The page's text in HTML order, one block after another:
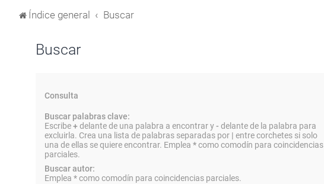
Índice general Buscar
Buscar
Consulta
Buscar palabras clave:
Escribe+delante de una palabra a encontrar y- delante de la palabra para
excluirla. Crea una lista de palabras separadas por | entre corchetes si solo
una de ellas se quiere encontrar. Emplea *como comodín para coincidencias
parciales.
Buscar autor:
Emplea * como comodín para coincidencias parciales.